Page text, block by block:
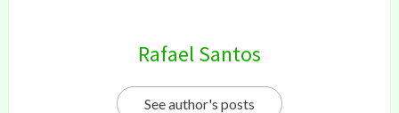
Rafael Santos
See author's posts